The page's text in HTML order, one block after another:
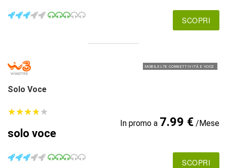
SCOPRI
MOBILE LTE CONNETTIVITÀ E VOCE
Solo Voce
★★★★★
★★★★★
solo voce
In promo a 7.99 €/Mese
SCOPRI